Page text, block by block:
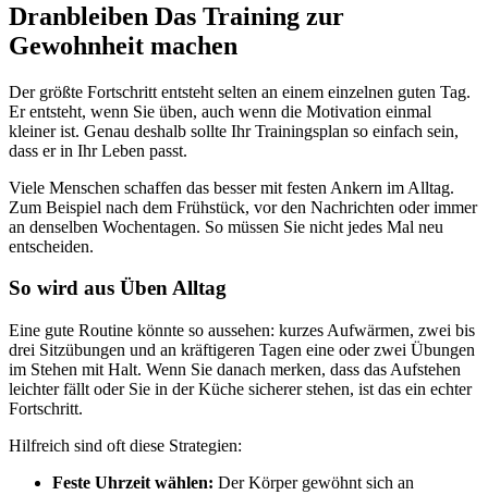
Dranbleiben Das Training zur
Gewohnheit machen
Der größte Fortschritt entsteht selten an einem einzelnen guten Tag.
Er entsteht, wenn Sie üben, auch wenn die Motivation einmal
kleiner ist. Genau deshalb sollte Ihr Trainingsplan so einfach sein,
dass er in Ihr Leben passt.
Viele Menschen schaffen das besser mit festen Ankern im Alltag.
Zum Beispiel nach dem Frühstück, vor den Nachrichten oder immer
an denselben Wochentagen. So müssen Sie nicht jedes Mal neu
entscheiden.
So wird aus Üben Alltag
Eine gute Routine könnte so aussehen: kurzes Aufwärmen, zwei bis
drei Sitzübungen und an kräftigeren Tagen eine oder zwei Übungen
im Stehen mit Halt. Wenn Sie danach merken, dass das Aufstehen
leichter fällt oder Sie in der Küche sicherer stehen, ist das ein echter
Fortschritt.
Hilfreich sind oft diese Strategien:
Feste Uhrzeit wählen: Der Körper gewöhnt sich an